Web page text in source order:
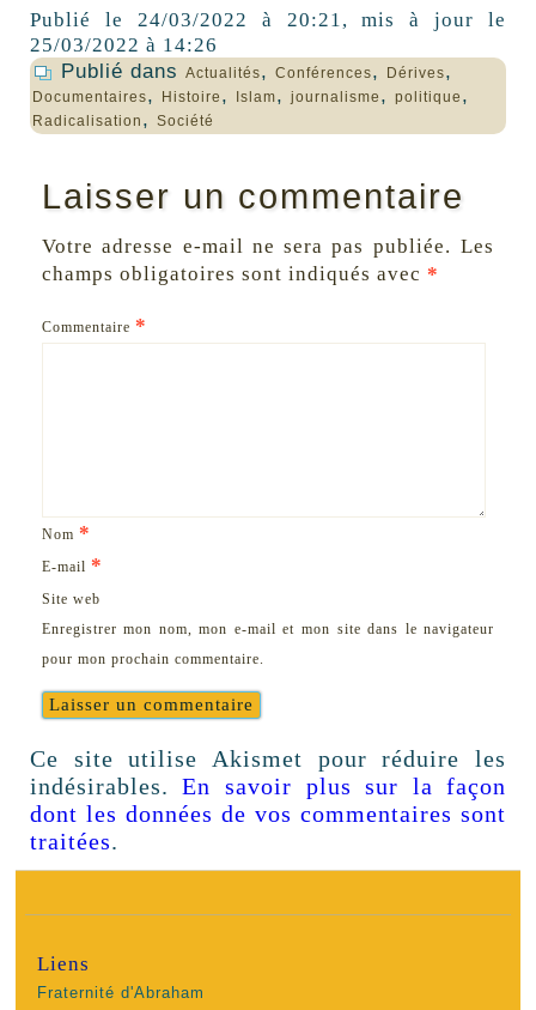
Publié le 24/03/2022 à 20:21, mis à jourle
25/03/2022 à 14:26
Publié dans Actualités, Conférences, Dérives,
Documentaires, Histoire , Islam, journalisme , politique ,
Radicalisation , Société
Laisser un commentaire
Votre adresse e-mail ne sera pas publiée. Les
champs obligatoires sont indiqués avec *
Commentaire *
Nom *
E-mail *
Site web
Enregistrer mon nom, mon e-mail et mon site dans le navigateur
pour mon prochain commentaire.
Ce site utilise Akismet pour réduire les
indésirables.En savoir plus sur la façon
dont les données de vos commentaires sont
traitées.
Liens
Fraternité d'Abraham